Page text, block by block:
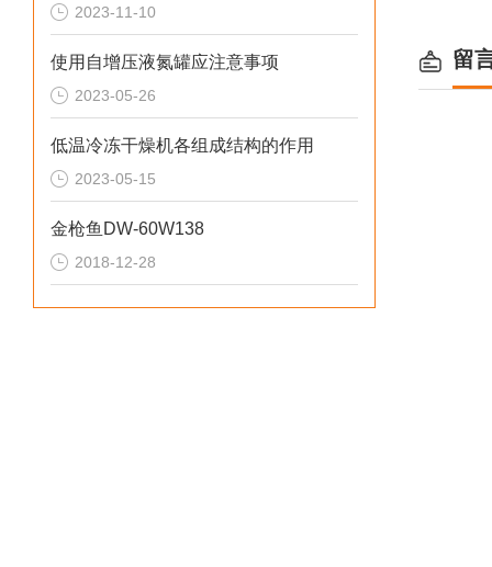
2023-11-10
使用自增压液氮罐应注意事项
2023-05-26
低温冷冻干燥机各组成结构的作用
2023-05-15
金枪鱼DW-60W138
2018-12-28
留